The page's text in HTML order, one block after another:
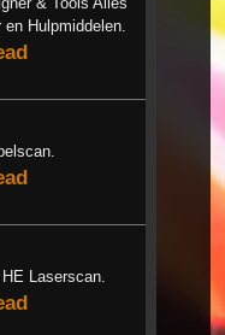
Hulpmiddelen.
Laserscan.